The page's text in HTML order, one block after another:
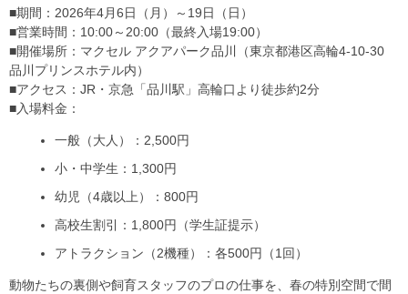
■期間：2026年4月6日（月）～19日（日）
■営業時間：10:00～20:00（最終入場19:00）
■開催場所：マクセル アクアパーク品川（東京都港区高輪4-10-30
品川プリンスホテル内）
■アクセス：JR・京急「品川駅」高輪口より徒歩約2分
■入場料金：
一般（大人）：2,500円
小・中学生：1,300円
幼児（4歳以上）：800円
高校生割引：1,800円（学生証提示）
アトラクション（2機種）：各500円（1回）
動物たちの裏側や飼育スタッフのプロの仕事を、春の特別空間で間